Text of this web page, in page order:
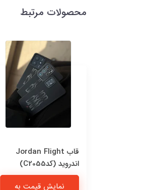
محصولات مرتبط
قاب Jordan Flight
اندروید (کدC2055)
نمایش قیمت به